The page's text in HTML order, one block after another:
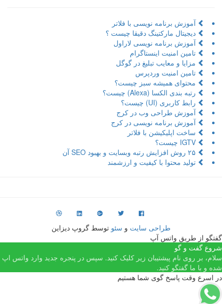
آموزش برنامه نویسی با فلاتر
دیجیتال مارکتینگ دقیقا چیست ؟
آموزش برنامه نویسی لاراول
تامین امنیت اینستاگرام
مزایا و معایب تبلیغ در گوگل
تامین امنیت وردپرس
محتوای همیشه سبز چیست؟
رتبه بندی الکسا (Alexa) چیست؟
رابط کاربری (UI) چیست؟
آموزش طراحی وب در کرج
آموزش برنامه نویسی در کرج
ساخت اپلیکیشن با فلاتر
IGTV چیست؟
۲۵ روش افزایش رتبه وبسایت و بهبود SEO آن
تولید محتوا با کیفیت و ارزشمند
طراحی سایت و سئو توسط گروپ دیزاین
از طریق واتس آپ
گفت و گو
بر روی نام پیشتیبان زیر کلیک کنید. سپس در پنجره جدید وارد واتس اپ
و با ما گفتگو کنید.
اسرع وقت پاسخ گوی شما هستیم